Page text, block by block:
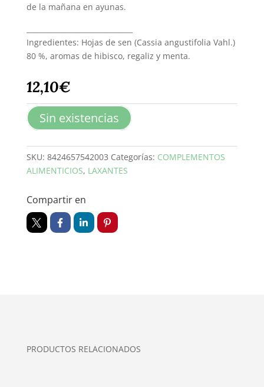
de la mañana en ayunas.
Ingredientes: Hojas de sen (Cassia angustifolia Vahl.)
80 %, aromas de hibisco, regaliz y menta.
12,10€
Sin existencias
SKU: 8424657542003 Categorías: COMPLEMENTOS
ALIMENTICIOS, LAXANTES
Compartir en
PRODUCTOS RELACIONADOS